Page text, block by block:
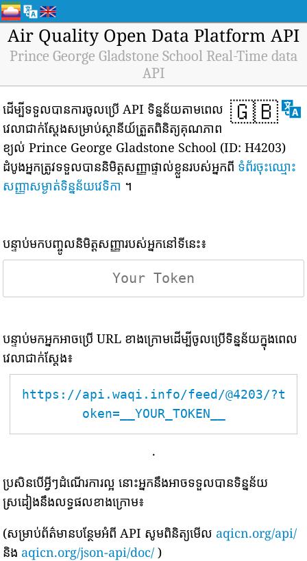
Air Quality Open Data Platform API
Prince George Gladstone School Real-Time data
API
🇬🇧
ដើម្បីទទួលបានការចូលប្រើ API ទិន្នន័យតាមពេល
វេលាជាក់ស្តែងសម្រាប់ស្ថានីយ៍ត្រួតពិនិត្យគុណភាព
ខ្យល់ Prince George Gladstone School (ID: H4203)
ដំបូងអ្នកត្រូវទទួលបាននិមិត្តសញ្ញាផ្ទាល់ខ្លួនរបស់អ្នកពី ទំព័រចុះឈ្មោះ
សញ្ញាសម្ងាត់ទិន្នន័យវេទិកា ។
បន្ទាប់មកបញ្ចូលនិមិត្តសញ្ញារបស់អ្នកនៅទីនេះ៖
បន្ទាប់មកអ្នកអាចប្រើ URL ខាងក្រោមដើម្បីចូលប្រើទិន្នន័យក្នុងពេល
វេលាជាក់ស្តែង៖
https://api.waqi.info/feed/@4203/?t
oken=__YOUR_TOKEN__
.
ប្រសិនបើអ្វីៗដំណើរការល្អ នោះអ្នកនឹងអាចទទួលបានទិន្នន័យ
ស្រដៀងនឹងលទ្ធផលខាងក្រោម៖
(សម្រាប់ព័ត៌មានបន្ថែមអំពី API សូមពិនិត្យមើល aqicn.org/api/
និង aqicn.org/json-api/doc/ )